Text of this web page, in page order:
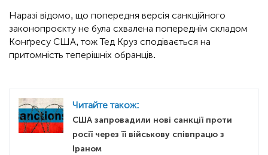
Наразі відомо, що попередня версія санкційного
законопроєкту не була схвалена попереднім складом
Конґресу США, тож Тед Круз сподівається на
притомність теперішніх обранців.
Читайте також:
США запровадили нові санкції проти
росії через її військову співпрацю з
Іраном